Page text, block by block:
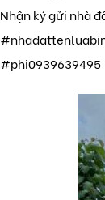
Nhận ký gửi nhà
#phi0939639495